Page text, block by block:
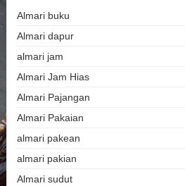
Almari buku
Almari dapur
almari jam
Almari Jam Hias
Almari Pajangan
Almari Pakaian
almari pakean
almari pakian
Almari sudut